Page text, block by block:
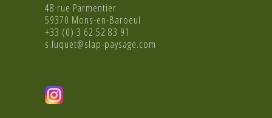
48 rue Parmentier
59370 Mons-en-Baroeul
+33 (0) 3 62 52 83 91
s.luquet@slap-paysage.com